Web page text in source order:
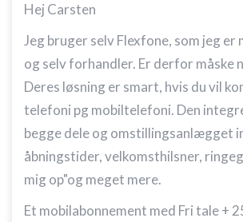
Hej Carsten
Jeg bruger selv Flexfone, som jeg
og selv forhandler. Er derfor måske
Deres løsning er smart, hvis du vil
telefoni pg mobiltelefoni. Den
begge dele og omstillingsanlægget
åbningstider, velkomsthilsner,
mig op"og meget mere.
Et mobilabonnement med Fri tale +